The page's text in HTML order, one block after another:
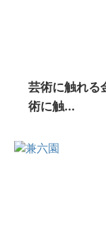
芸術に触れる
術に触...